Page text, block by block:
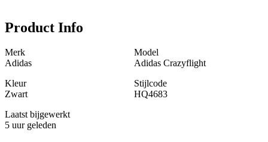
Product Info
Merk
Adidas
Model
Adidas Crazyflight
Kleur
Zwart
Stijlcode
HQ4683
Laatst bijgewerkt
5 uur geleden